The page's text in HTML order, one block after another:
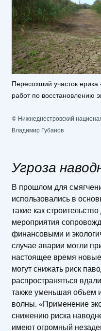
Пересохший участок
работ по восстановлению
© Нижнеднестровский
Владимир Губанов
Угроза
В прошлом для
использовались в
такие как
мероприятия
финансовыми и
случае аварии могли
настоящее время
могут снижать риск
распространяться
также уменьшая объем
волны. «Применение
снижению риска
имеют огромный